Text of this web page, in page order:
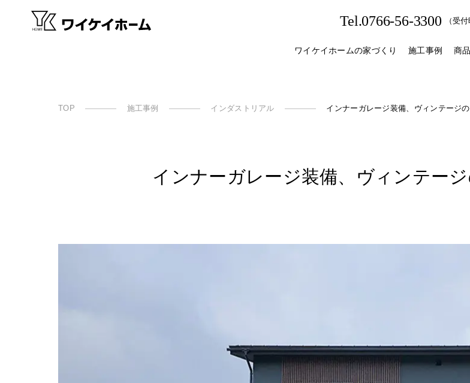
Tel.0766-56-3300 （受
ワイケイホームの家づくり 施工事例 商
TOP 施工事例 インダストリアル インナーガレージ装備、ヴィンテージ
インナーガレージ装備、​ヴィンテー